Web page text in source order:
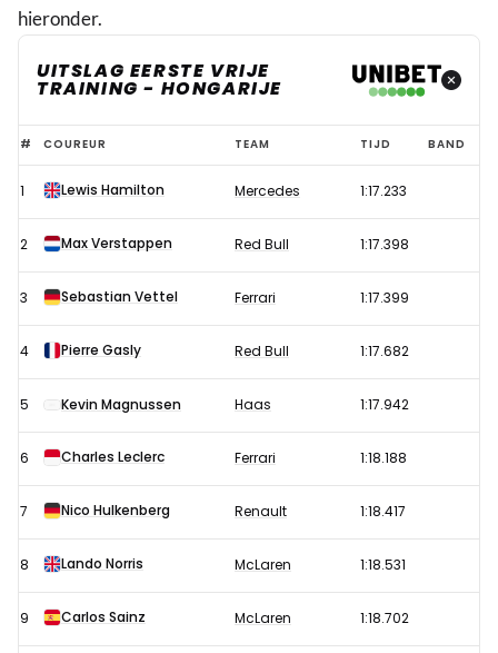
hieronder.
UITSLAG EERSTE VRIJE
TRAINING - HONGARIJE
Uitslag
eerste
vrije
training
1
GP
Hongarije
# COUREUR TEAM TIJD BAND
1 Lewis Hamilton Mercedes 1:17.233
2 Max Verstappen Red Bull 1:17.398
3 Sebastian Vettel Ferrari 1:17.399
4 Pierre Gasly Red Bull 1:17.682
5 Kevin Magnussen Haas 1:17.942
6 Charles Leclerc Ferrari 1:18.188
7 Nico Hulkenberg Renault 1:18.417
8 Lando Norris McLaren 1:18.531
9 Carlos Sainz McLaren 1:18.702